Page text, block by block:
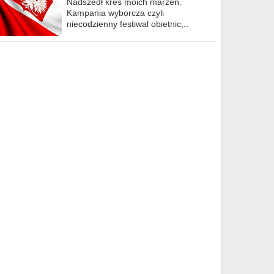
Kampania wyborcza czyli
niecodzienny festiwal obietnic,..